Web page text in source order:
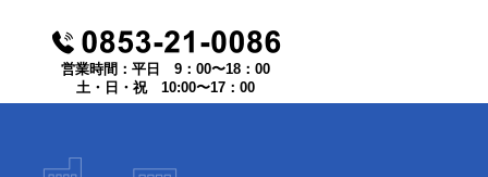
営業時間：平日 9：00〜18：00
土・日・祝 10:00〜17：00